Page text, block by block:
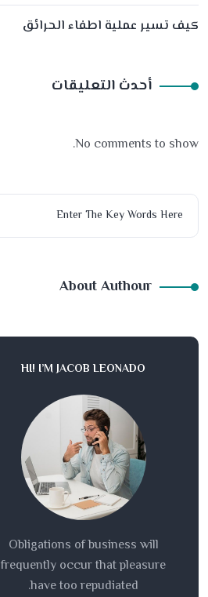
كيف تسير عملية اطفاء الحرائق
أحدث التعليقات
No comments to show.
About Authour
HI! I’M JACOB LEONADO
Obligations of business will
frequently occur that pleasure
have too repudiated.